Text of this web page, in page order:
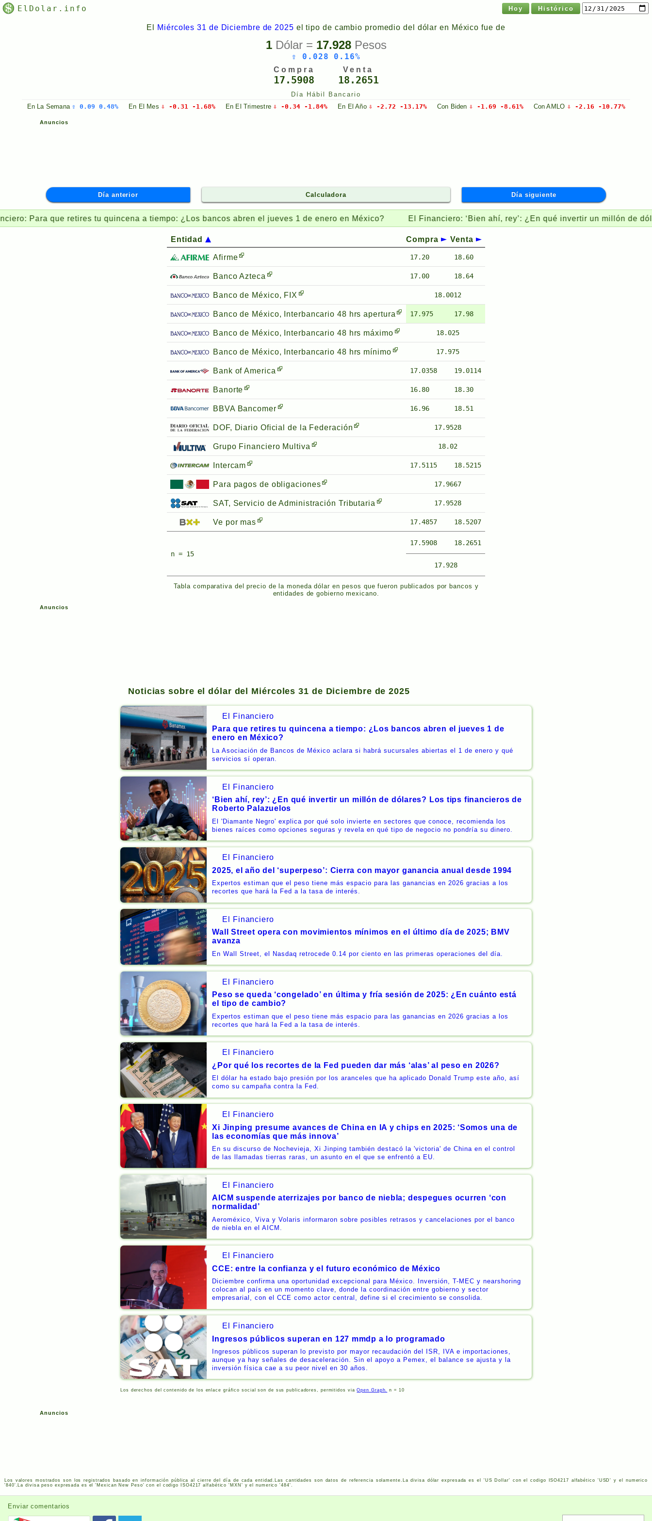
ElDolar.info Hoy Histórico
El Miércoles 31 de Diciembre de 2025 el tipo de cambio promedio del dólar en México fue de
1Dólar = 17.928Pesos
⇧ 0.028 0.16%
Compra
17.5908
Venta
18.2651
Día Hábil Bancario
En La Semana ⇧ 0.09 0.48% En El Mes ⇩ -0.31 -1.68% En ElTrimestre ⇩ -0.34 -1.84% En ElAño ⇩ -2.72 -13.17% Con Biden ⇩ -1.69 -8.61% ConAMLO ⇩ -2.16 -10.77%
Anuncios
Día anterior Calculadora Día siguiente
que retires tu quincena a tiempo: ¿Los bancos abren el jueves 1 de enero en México? El Financiero:‘Bien ahí, rey’: ¿En qué invertir un millón de dólares?
Tabla comparativa del precio de la moneda dólar en pesos que fueron publicados por bancos y
entidades de gobierno mexicano.
Entidad Compra Venta
Afirme 17.20 18.60
Banco Azteca 17.00 18.64
Banco de México, FIX 18.0012
Banco de México, Interbancario 48 hrs apertura 17.975 17.98
Banco de México, Interbancario 48 hrs máximo 18.025
Banco de México, Interbancario 48 hrs mínimo 17.975
Bank of America 17.0358 19.0114
Banorte 16.80 18.30
BBVA Bancomer 16.96 18.51
DOF, Diario Oficial de la Federación 17.9528
Grupo Financiero Multiva 18.02
Intercam 17.5115 18.5215
Para pagos de obligaciones 17.9667
SAT, Servicio de Administración Tributaria 17.9528
Ve por mas 17.4857 18.5207
n = 15
17.5908 18.2651
17.928
Anuncios
Noticias sobre el dólar del Miércoles 31 de Diciembre de 2025
El Financiero
Para que retires tu quincena a tiempo: ¿Los bancos abren el jueves 1 de
enero en México?
La Asociación de Bancos de México aclara si habrá sucursales abiertas el 1 de enero y qué
servicios sí operan.
El Financiero
‘Bien ahí, rey’: ¿En qué invertir un millón de dólares? Los tips financieros de
Roberto Palazuelos
El 'Diamante Negro' explica por qué solo invierte en sectores que conoce, recomienda los
bienes raíces como opciones seguras y revela en qué tipo de negocio no pondría su dinero.
El Financiero
2025, el año del ‘superpeso’: Cierra con mayor ganancia anual desde 1994
Expertos estiman que el peso tiene más espacio para las ganancias en 2026 gracias a los
recortes que hará la Fed a la tasa de interés.
El Financiero
Wall Street opera con movimientos mínimos en el último día de 2025; BMV
avanza
En Wall Street, el Nasdaq retrocede 0.14 por ciento en las primeras operaciones del día.
El Financiero
Peso se queda ‘congelado’ en última y fría sesión de 2025: ¿En cuánto está
el tipo de cambio?
Expertos estiman que el peso tiene más espacio para las ganancias en 2026 gracias a los
recortes que hará la Fed a la tasa de interés.
El Financiero
¿Por qué los recortes de la Fed pueden dar más ‘alas’ al peso en 2026?
El dólar ha estado bajo presión por los aranceles que ha aplicado Donald Trump este año, así
como su campaña contra la Fed.
El Financiero
Xi Jinping presume avances de China en IA y chips en 2025: ‘Somos una de
las economías que más innova’
En su discurso de Nochevieja, Xi Jinping también destacó la 'victoria' de China en el control
de las llamadas tierras raras, un asunto en el que se enfrentó a EU.
El Financiero
AICM suspende aterrizajes por banco de niebla; despegues ocurren ‘con
normalidad’
Aeroméxico, Viva y Volaris informaron sobre posibles retrasos y cancelaciones por el banco
de niebla en el AICM.
El Financiero
CCE: entre la confianza y el futuro económico de México
Diciembre confirma una oportunidad excepcional para México. Inversión, T-MEC y nearshoring
colocan al país en un momento clave, donde la coordinación entre gobierno y sector
empresarial, con el CCE como actor central, define si el crecimiento se consolida.
El Financiero
Ingresos públicos superan en 127 mmdp a lo programado
Ingresos públicos superan lo previsto por mayor recaudación del ISR, IVA e importaciones,
aunque ya hay señales de desaceleración. Sin el apoyo a Pemex, el balance se ajusta y la
inversión física cae a su peor nivel en 30 años.
Los derechos del contenido de los enlace gráfico social son de sus publicadores, permitidos viaOpen Graph. n = 10
Anuncios
Los valores mostrados son los registrados basado en información pública al cierre del día de cada entidad.Las cantidades son datos de referencia solamente.La divisa dólar expresada es el 'US Dollar' con el codigo ISO4217 alfabético 'USD' y el numerico
'840'.La divisa peso expresada es el 'Mexican New Peso' con el codigo
ISO4217 alfabético ' MXN ' y el numerico '484'.
Enviar comentarios